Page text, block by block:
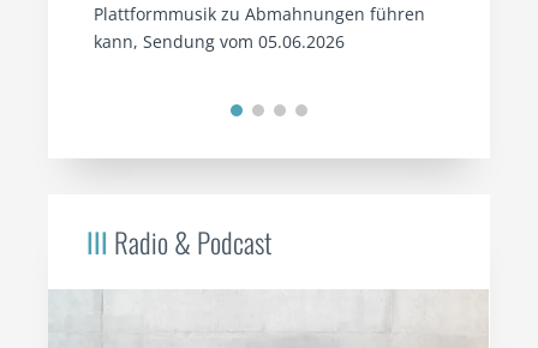
Plattformmusik zu Abmahnungen führen
kann, Sendung vom 05.06.2026
III Radio & Podcast